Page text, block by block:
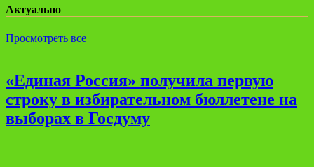
Актуально
Просмотреть все
«Единая Россия» получила первую
строку в избирательном бюллетене на
выборах в Госдуму